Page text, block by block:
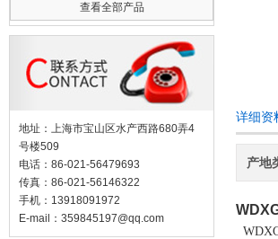
查看全部产品
地址：上海市宝山区水产西路680弄4
号楼509
电话：86-021-56479693
传真：86-021-56146322
手机：13918091972
E-mail： 359845197@qq.com
详细资
产地